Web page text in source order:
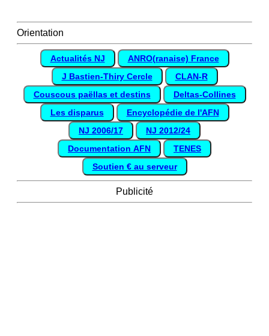
Orientation
Actualités NJ
ANRO(ranaise) France
J Bastien-Thiry Cercle
CLAN-R
Couscous paëllas et destins
Deltas-Collines
Les disparus
Encyclopédie de l'AFN
NJ 2006/17
NJ 2012/24
Documentation AFN
TENES
Soutien € au serveur
Publicité